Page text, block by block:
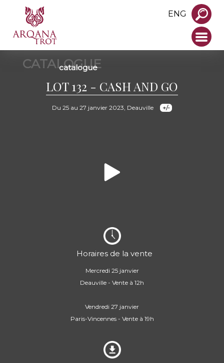
ENG
CATALOGUE
catalogue
LOT 132 - CASH AND GO
Du 25 au 27 janvier 2023, Deauville
Horaires de la vente
Mercredi 25 janvier
Deauville - Vente à 12h
Vendredi 27 janvier
Paris-Vincennes - Vente à 19h